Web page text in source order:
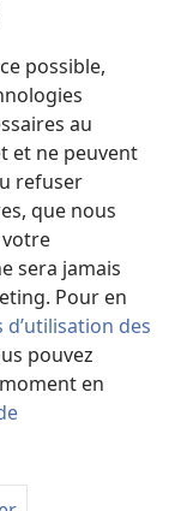
possible,
au
et ne peuvent
refuser
que nous
sera jamais
Pour en
d’utilisation des
pouvez
en
of Pennsylvania.